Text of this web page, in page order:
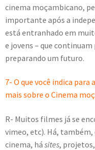
cinema moçambicano,
importante após a
está entranhado em
e jovens – que
preparando um futuro.
7- O que você indica
mais sobre o Cinema
R- Muitos filmes já se
vimeo, etc). Há,
cinema, há sites,